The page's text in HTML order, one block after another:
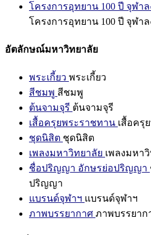
โครงการอุทยาน 100 ปี จุฬา
โครงการอุทยาน 100 ปี จุฬา
อัตลักษณ์มหาวิทยาลัย
พระเกี้ยว พระเกี้ยว
สีชมพู สีชมพู
ต้นจามจุรี ต้นจามจุรี
เสื้อครุยพระราชทาน เสื้อครุ
ชุดนิสิต ชุดนิสิต
เพลงมหาวิทยาลัย เพลงมหา
ชื่อปริญญา อักษรย่อปริญญา
ปริญญา
แบรนด์จุฬาฯ แบรนด์จุฬาฯ
ภาพบรรยากาศ ภาพบรรยาก